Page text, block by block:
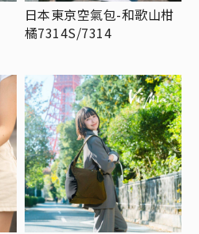
日本東京空氣包-和歌山柑
橘7314S/7314